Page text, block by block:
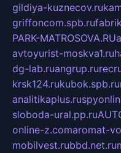
gildiya-kuznecov.ru
griffoncom.spb.ru
PARK-MATROSOVA.RU
avtoyurist-moskva1.ru
dg-lab.ruangrup.ru
krsk124.rukubok.spb.ru
analitikaplus.ru
sloboda-ural.pp.ru
online-z.comaromat-
mobilvest.rubbd.net.ru